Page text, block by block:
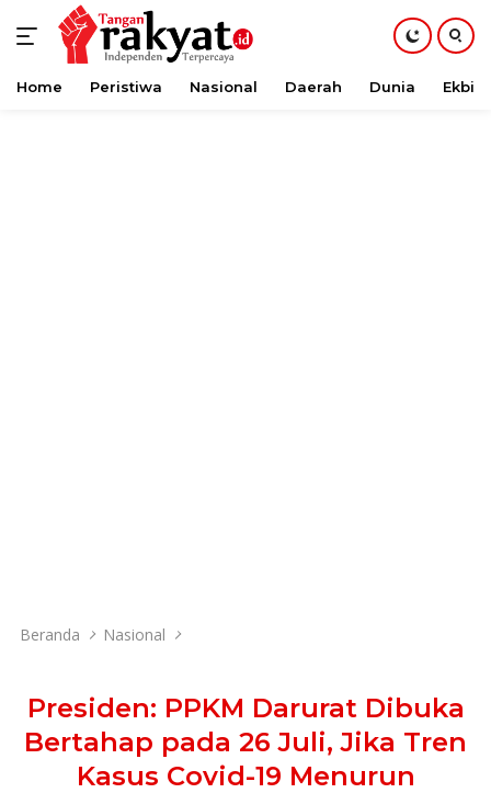
Langsung
Home Peristiwa Nasional Daerah Dunia Ekbis
Beranda Nasional
Presiden: PPKM Darurat Dibuka
Bertahap pada 26 Juli, Jika Tren
Kasus Covid-19 Menurun